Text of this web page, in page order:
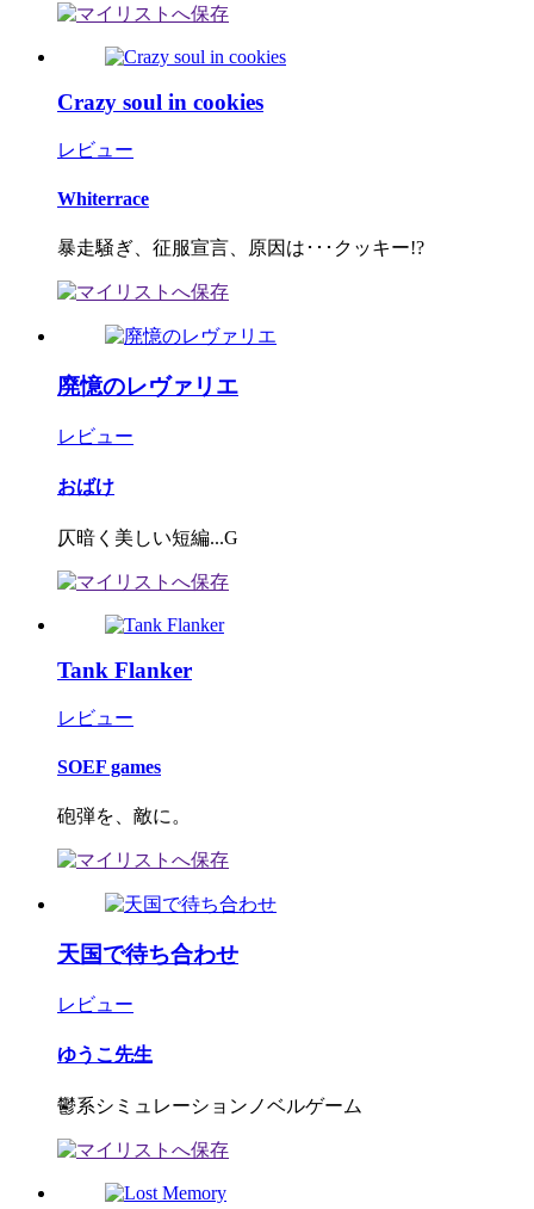
Crazy soul in cookies
レビュー
Whiterrace
暴走騒ぎ、征服宣言、原因は･･･クッキー!?
廃憶のレヴァリエ
レビュー
おばけ
仄暗く美しい短編...G
Tank Flanker
レビュー
SOEF games
砲弾を、敵に。
天国で待ち合わせ
レビュー
ゆうこ先生
鬱系シミュレーションノベルゲーム